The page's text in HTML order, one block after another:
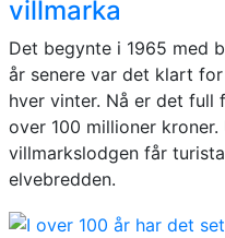
villmarka
Det begynte i 1965 med
år senere var det klart
hver vinter. Nå er det
over 100 millioner kroner.
villmarkslodgen får
elvebredden.